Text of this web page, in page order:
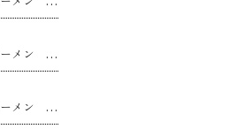
岡山 津山 ランチ ラーメン 黄ニラ チャー シュー 餃子 フラチャイズ 加盟 レストラン
岡山 津山 ランチ ラーメン 黄ニラ チャー シュー 餃子 フラチャイズ 加盟 レストラン